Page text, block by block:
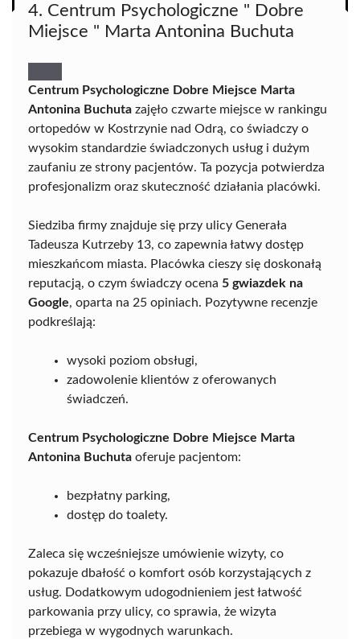
4. Centrum Psychologiczne " Dobre
Miejsce " Marta Antonina Buchuta
Centrum Psychologiczne Dobre Miejsce Marta
Antonina Buchuta zajęło czwarte miejsce w rankingu
ortopedów w Kostrzynie nad Odrą, co świadczy o
wysokim standardzie świadczonych usług i dużym
zaufaniu ze strony pacjentów. Ta pozycja potwierdza
profesjonalizm oraz skuteczność działania placówki.
Siedziba firmy znajduje się przy ulicy Generała
Tadeusza Kutrzeby 13, co zapewnia łatwy dostęp
mieszkańcom miasta. Placówka cieszy się doskonałą
reputacją, o czym świadczy ocena 5 gwiazdek na
Google, oparta na 25 opiniach. Pozytywne recenzje
podkreślają:
wysoki poziom obsługi,
zadowolenie klientów z oferowanych
świadczeń.
Centrum Psychologiczne Dobre Miejsce Marta
Antonina Buchuta oferuje pacjentom:
bezpłatny parking,
dostęp do toalety.
Zaleca się wcześniejsze umówienie wizyty, co
pokazuje dbałość o komfort osób korzystających z
usług. Dodatkowym udogodnieniem jest łatwość
parkowania przy ulicy, co sprawia, że wizyta
przebiega w wygodnych warunkach.